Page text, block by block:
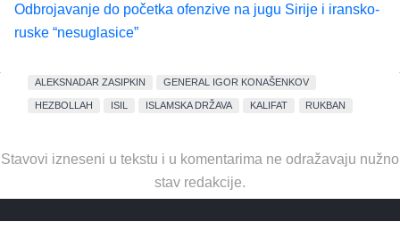
Odbrojavanje do početka ofenzive na jugu Sirije i iransko-
ruske “nesuglasice”
ALEKSNADAR ZASIPKIN GENERAL IGOR KONAŠENKOV
HEZBOLLAH ISIL ISLAMSKA DRŽAVA KALIFAT RUKBAN
Stavovi izneseni u tekstu i u komentarima ne odražavaju nužno
stav redakcije.